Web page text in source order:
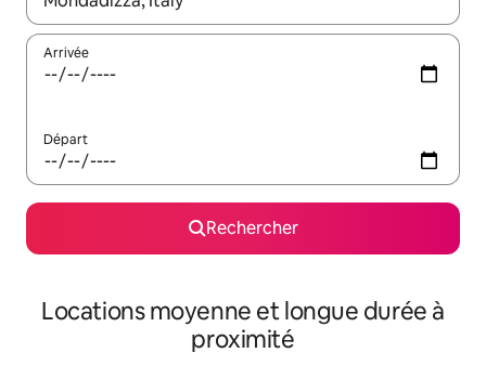
Arrivée
Départ
Rechercher
Locations moyenne et longue durée à
proximité